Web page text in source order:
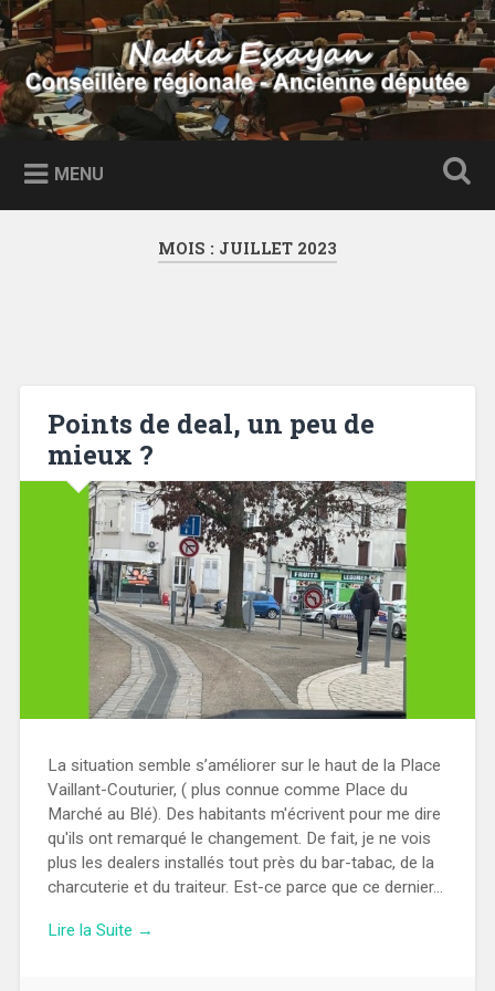
Accéder
au
contenu
principal
Recherche
Nadia Essayan
Conseillère régionale – Ancienne députée
MENU
MOIS : JUILLET 2023
Points de deal, un peu de
mieux ?
La situation semble s’améliorer sur le haut de la Place
Vaillant-Couturier, ( plus connue comme Place du
Marché au Blé). Des habitants m'écrivent pour me dire
qu'ils ont remarqué le changement. De fait, je ne vois
plus les dealers installés tout près du bar-tabac, de la
charcuterie et du traiteur. Est-ce parce que ce dernier...
Lire la Suite →